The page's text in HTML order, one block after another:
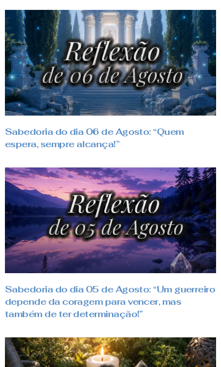
Sabedoria do dia 06 de Agosto: “Quem
espera, sempre alcança!”
Sabedoria do dia 05 de Agosto: “Um guerreiro
depende da coragem para vencer, mas
também de ter determinação!”